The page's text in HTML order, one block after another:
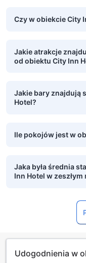
Czy w obiekcie City
Jakie atrakcje
od obiektu City Inn
Jakie bary znajdują
Hotel?
Ile pokojów jest w
Jaka była średnia
Inn Hotel w zeszłym
Udogodnienia w